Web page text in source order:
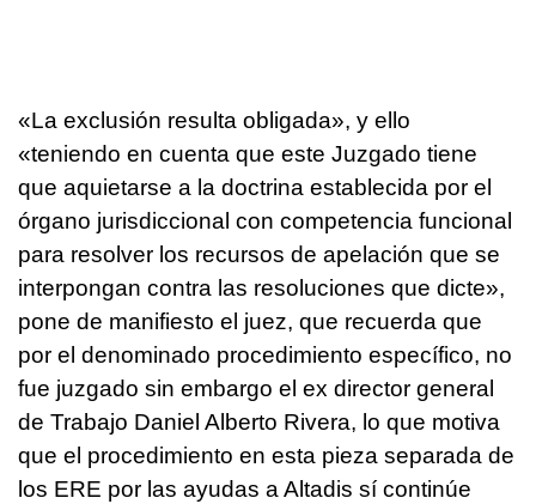
«La exclusión resulta obligada», y ello
«teniendo en cuenta que este Juzgado tiene
que aquietarse a la doctrina establecida por el
órgano jurisdiccional con competencia funcional
para resolver los recursos de apelación que se
interpongan contra las resoluciones que dicte»,
pone de manifiesto el juez, que recuerda que
por el denominado procedimiento específico, no
fue juzgado sin embargo el ex director general
de Trabajo Daniel Alberto Rivera, lo que motiva
que el procedimiento en esta pieza separada de
los ERE por las ayudas a Altadis sí continúe